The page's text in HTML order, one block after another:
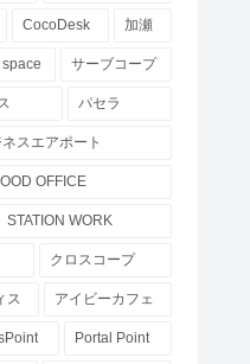
CocoDesk 加瀬
サーブコープ
パセラ
ネスエアポート
OFFICE
STATION WORK
クロスコープ
ス アイビーカフェ
Portal Point